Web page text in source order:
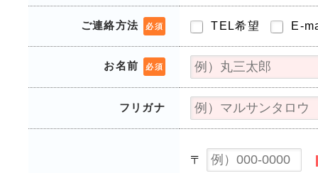
ご連絡方法 必須 TEL希望 E-
お名前 必須
フリガナ
〒